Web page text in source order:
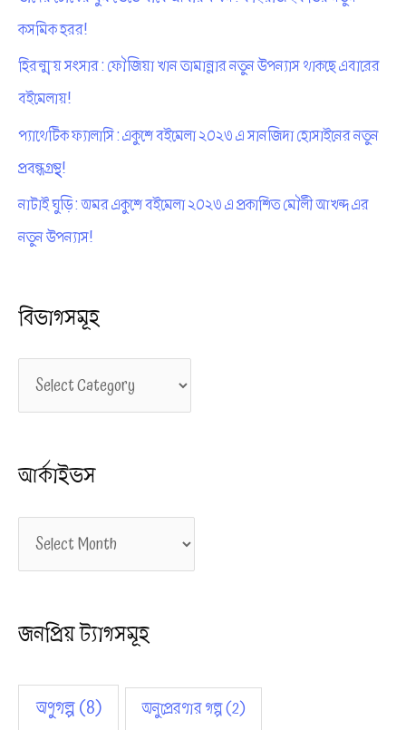
কসমিক হরর!
হিরন্ময় সংসার : ফৌজিয়া খান তামান্নার নতুন উপন্যাস থাকছে এবারের
বইমেলায়!
প্যাথেটিক ফ্যালাসি : একুশে বইমেলা ২০২৩ এ সানজিদা হোসাইনের নতুন
প্রবন্ধগ্রন্থ!
নাটাই ঘুড়ি : অমর একুশে বইমেলা ২০২৩ এ প্রকাশিত মৌলী আখন্দ এর
নতুন উপন্যাস!
বিভাগসমূহ
ভা
স
আর্কাইভস
র্কা
ভ
জনপ্রিয় ট্যাগসমূহ
অণুগল্প(8) অনুপ্রেরণার গল্প(2)